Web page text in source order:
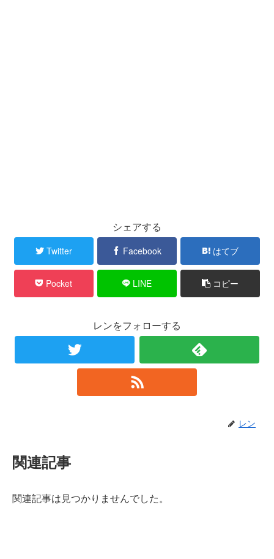
シェアする
Twitter Facebook はてブ
Pocket LINE コピー
レンをフォローする
レン
関連記事
関連記事は見つかりませんでした。